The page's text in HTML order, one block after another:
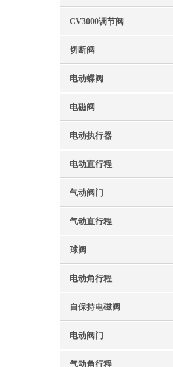
CV3000调节阀
切断阀
电动蝶阀
电磁阀
电动执行器
电动直行程
气动阀门
气动直行程
球阀
电动角行程
自保持电磁阀
电动阀门
气动角行程